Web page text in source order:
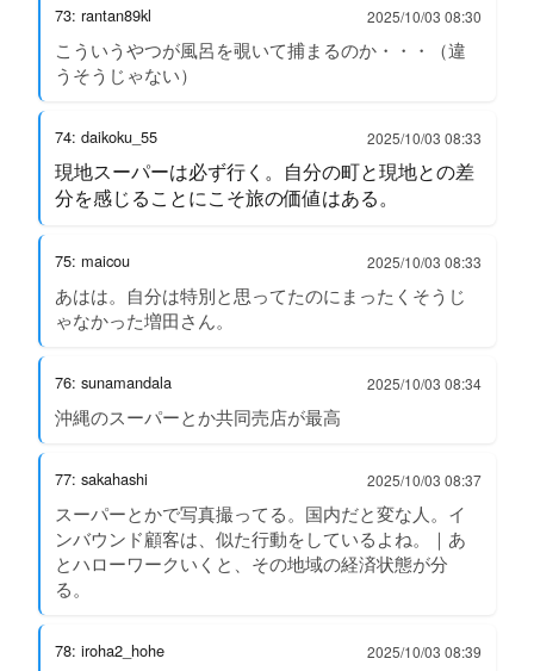
73: rantan89kl 2025/10/03 08:30
こういうやつが風呂を覗いて捕まるのか・・・（違
うそうじゃない）
74: daikoku_55 2025/10/03 08:33
現地スーパーは必ず行く。自分の町と現地との差
分を感じることにこそ旅の価値はある。
75: maicou 2025/10/03 08:33
あはは。自分は特別と思ってたのにまったくそうじ
ゃなかった増田さん。
76: sunamandala 2025/10/03 08:34
沖縄のスーパーとか共同売店が最高
77: sakahashi 2025/10/03 08:37
スーパーとかで写真撮ってる。国内だと変な人。イ
ンバウンド顧客は、似た行動をしているよね。｜あ
とハローワークいくと、その地域の経済状態が分
る。
78: iroha2_hohe 2025/10/03 08:39